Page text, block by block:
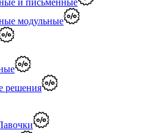
и письменные
модульные
решения